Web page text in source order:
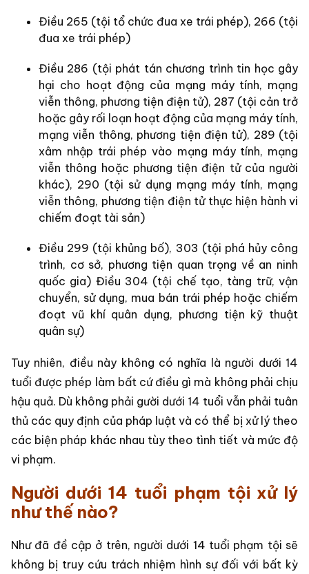
Điều 265 (tội tổ chức đua xe trái phép), 266 (tội
đua xe trái phép)
Điều 286 (tội phát tán chương trình tin học gây
hại cho hoạt động của mạng máy tính, mạng
viễn thông, phương tiện điện tử), 287 (tội cản trở
hoặc gây rối loạn hoạt động của mạng máy tính,
mạng viễn thông, phương tiện điện tử), 289 (tội
xâm nhập trái phép vào mạng máy tính, mạng
viễn thông hoặc phương tiện điện tử của người
khác), 290 (tội sử dụng mạng máy tính, mạng
viễn thông, phương tiện điện tử thực hiện hành vi
chiếm đoạt tài sản)
Điều 299 (tội khủng bố), 303 (tội phá hủy công
trình, cơ sở, phương tiện quan trọng về an ninh
quốc gia) Điều 304 (tội chế tạo, tàng trữ, vận
chuyển, sử dụng, mua bán trái phép hoặc chiếm
đoạt vũ khí quân dụng, phương tiện kỹ thuật
quân sự)
Tuy nhiên, điều này không có nghĩa là người dưới 14
tuổi được phép làm bất cứ điều gì mà không phải chịu
hậu quả. Dù không phải gười dưới 14 tuổi vẫn phải tuân
thủ các quy định của pháp luật và có thể bị xử lý theo
các biện pháp khác nhau tùy theo tình tiết và mức độ
vi phạm.
Người dưới 14 tuổi phạm tội xử lý
như thế nào?
Như đã đề cập ở trên, người dưới 14 tuổi phạm tội sẽ
không bị truy cứu trách nhiệm hình sự đối với bất kỳ